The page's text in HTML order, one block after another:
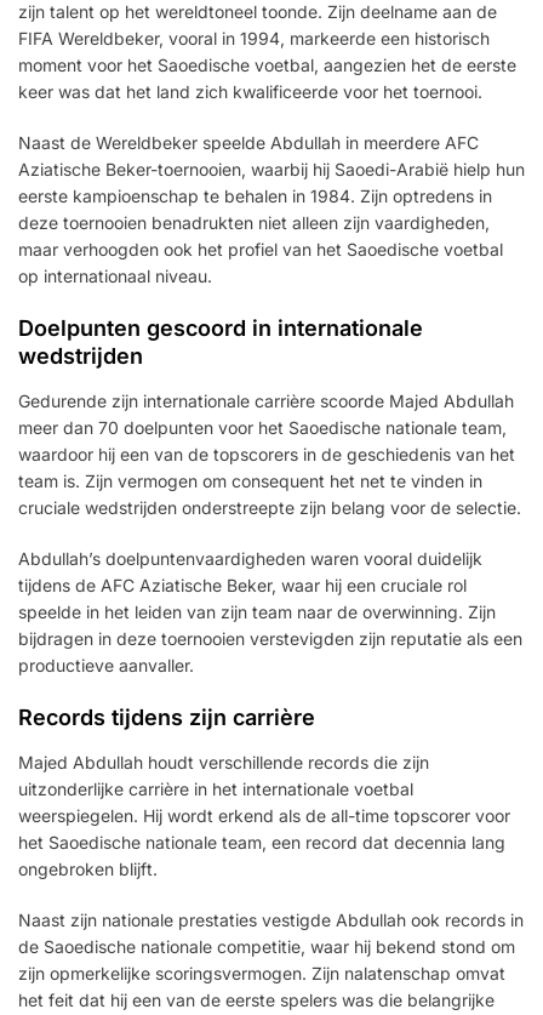
zijn talent op het wereldtoneel toonde. Zijn deelname aan de
FIFA Wereldbeker, vooral in 1994, markeerde een historisch
moment voor het Saoedische voetbal, aangezien het de eerste
keer was dat het land zich kwalificeerde voor het toernooi.
Naast de Wereldbeker speelde Abdullah in meerdere AFC
Aziatische Beker-toernooien, waarbij hij Saoedi-Arabië hielp hun
eerste kampioenschap te behalen in 1984. Zijn optredens in
deze toernooien benadrukten niet alleen zijn vaardigheden,
maar verhoogden ook het profiel van het Saoedische voetbal
op internationaal niveau.
Doelpunten gescoord in internationale
wedstrijden
Gedurende zijn internationale carrière scoorde Majed Abdullah
meer dan 70 doelpunten voor het Saoedische nationale team,
waardoor hij een van de topscorers in de geschiedenis van het
team is. Zijn vermogen om consequent het net te vinden in
cruciale wedstrijden onderstreepte zijn belang voor de selectie.
Abdullah’s doelpuntenvaardigheden waren vooral duidelijk
tijdens de AFC Aziatische Beker, waar hij een cruciale rol
speelde in het leiden van zijn team naar de overwinning. Zijn
bijdragen in deze toernooien verstevigden zijn reputatie als een
productieve aanvaller.
Records tijdens zijn carrière
Majed Abdullah houdt verschillende records die zijn
uitzonderlijke carrière in het internationale voetbal
weerspiegelen. Hij wordt erkend als de all-time topscorer voor
het Saoedische nationale team, een record dat decennia lang
ongebroken blijft.
Naast zijn nationale prestaties vestigde Abdullah ook records in
de Saoedische nationale competitie, waar hij bekend stond om
zijn opmerkelijke scoringsvermogen. Zijn nalatenschap omvat
het feit dat hij een van de eerste spelers was die belangrijke